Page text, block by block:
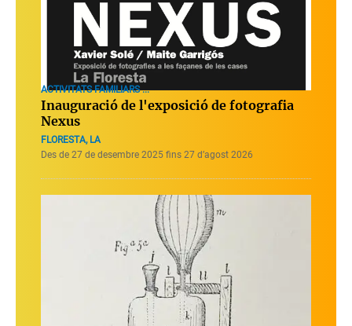
ACTIVITATS FAMILIARS ...
Inauguració de l'exposició de fotografia
Nexus
FLORESTA, LA
Des de 27 de desembre 2025 fins 27 d’agost 2026